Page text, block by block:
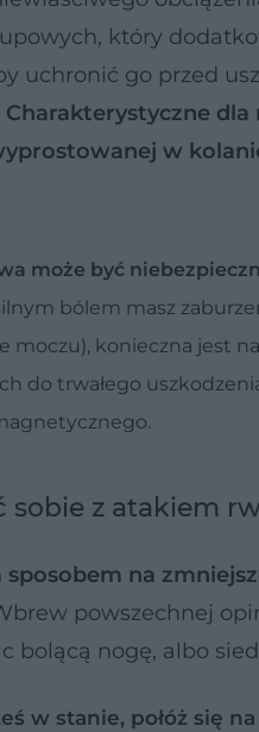
który
uchronić go przed
Charakterystyczne
w
może być
bólem masz
moczu), konieczna jest
do trwałego
sobie z atakiem
sposobem na
powszechnej
bolącą nogę, albo
w stanie, połóż się